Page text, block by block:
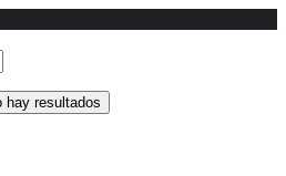
hay resultados